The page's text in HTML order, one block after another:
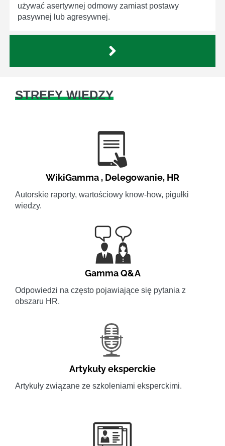
używać asertywnej odmowy zamiast postawy
pasywnej lub agresywnej.
STREFY WIEDZY
WikiGamma , Delegowanie, HR
Autorskie raporty, wartościowy know-how, pigułki
wiedzy.
Gamma Q&A
Odpowiedzi na często pojawiające się pytania z
obszaru HR.
Artykuły eksperckie
Artykuły związane ze szkoleniami eksperckimi.